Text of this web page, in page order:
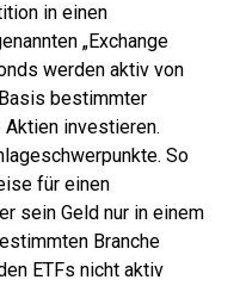
in einen
„Exchange
werden aktiv von
bestimmter
investieren.
So
für einen
sein Geld nur in einem
Branche
ETFs nicht aktiv